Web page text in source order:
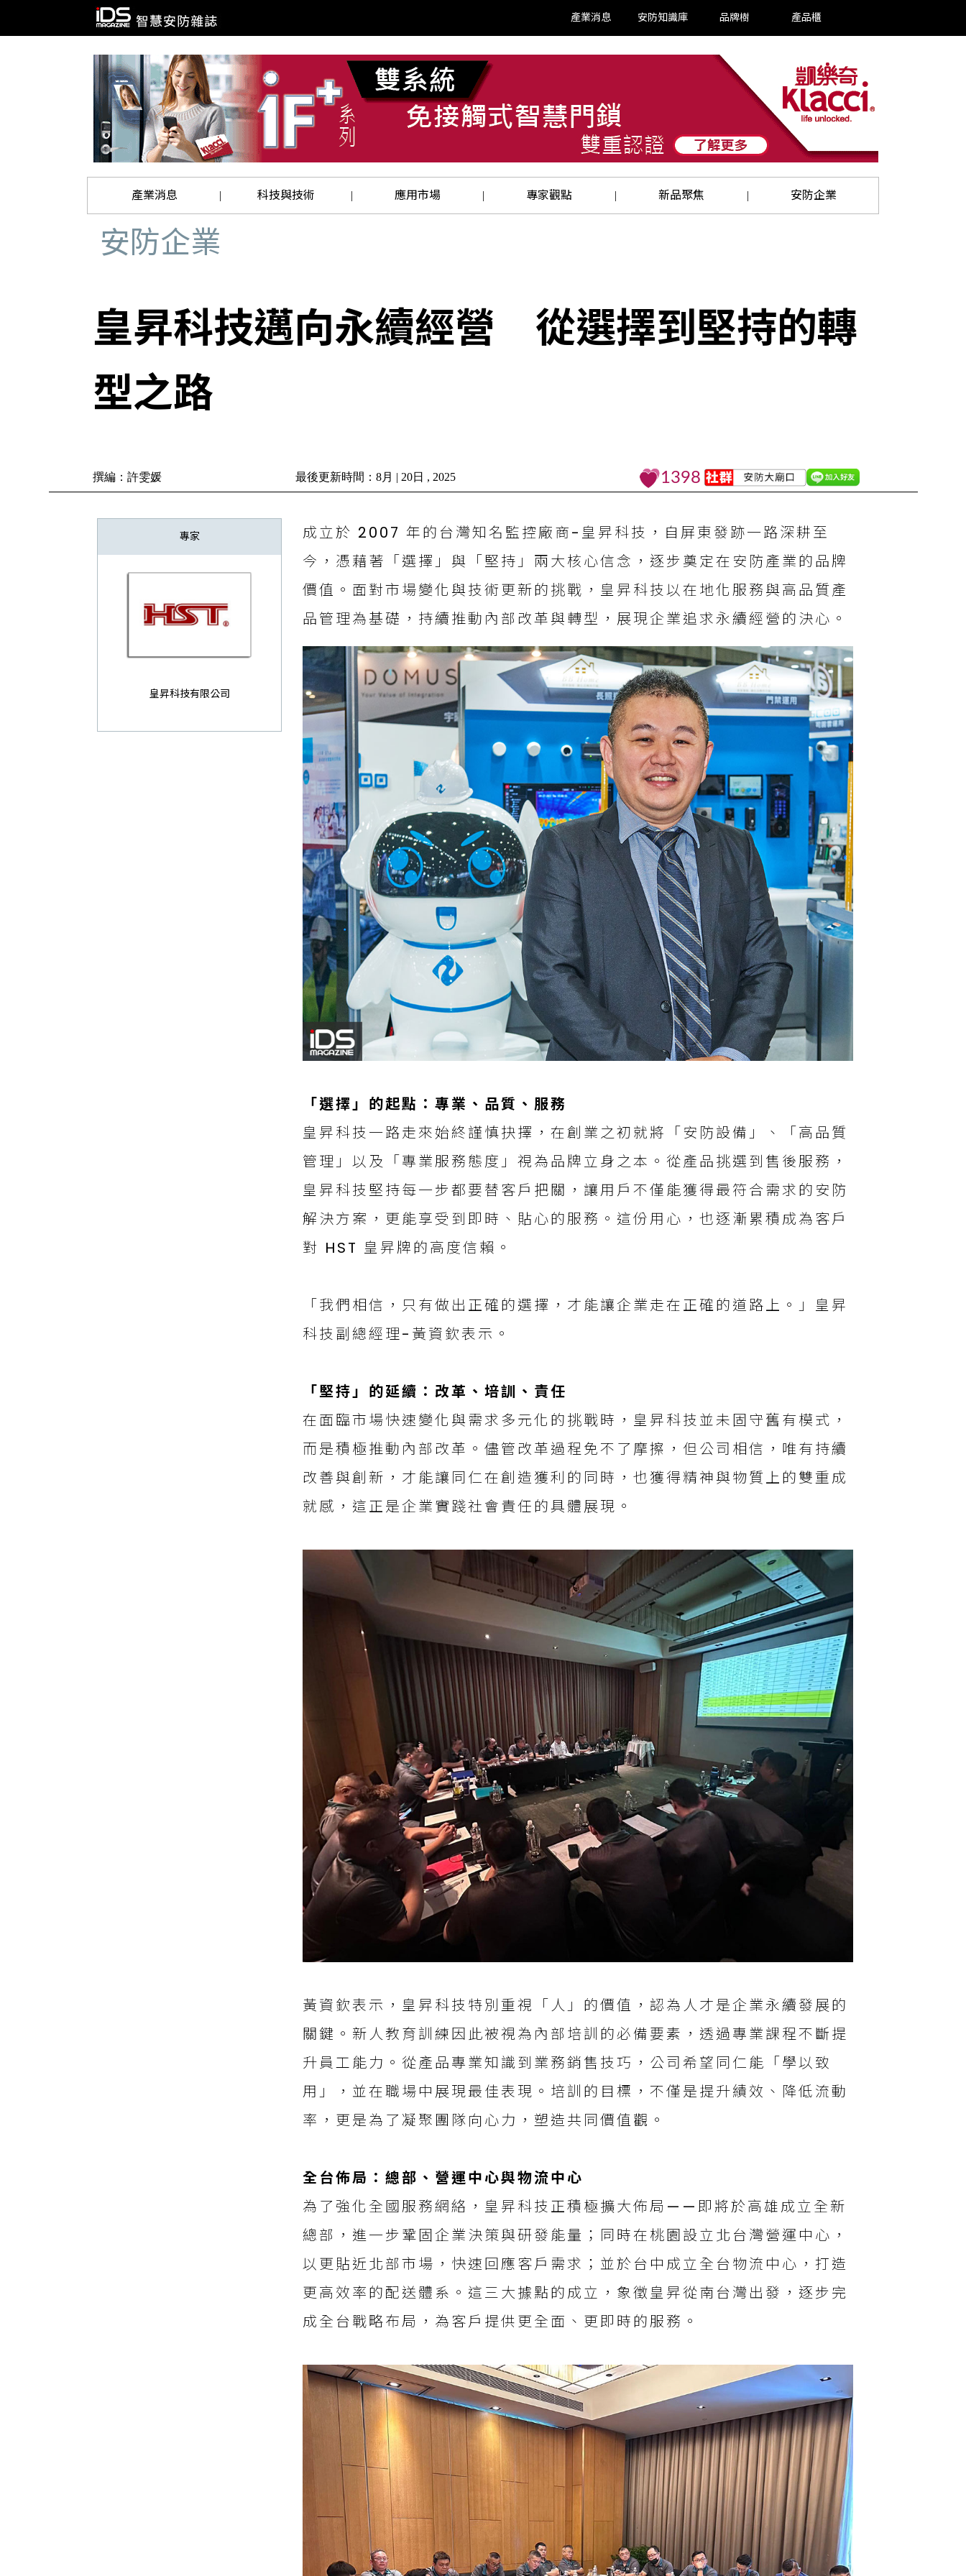
產業消息 安防知識庫 品牌樹 產品櫃
產業消息 | 科技與技術 | 應用市場 | 專家觀點 | 新品聚焦 | 安防企業
安防企業
皇昇科技邁向永續經營 從選擇到堅持的轉
型之路
撰編：許雯媛 最後更新時間：8月 | 20日 , 2025 1398
專家
皇昇科技有限公司
成立於 2007 年的台灣知名監控廠商-皇昇科技，自屏東發跡一路深耕至
今，憑藉著「選擇」與「堅持」兩大核心信念，逐步奠定在安防產業的品牌
價值。面對市場變化與技術更新的挑戰，皇昇科技以在地化服務與高品質產
品管理為基礎，持續推動內部改革與轉型，展現企業追求永續經營的決心。
「選擇」的起點：專業、品質、服務
皇昇科技一路走來始終謹慎抉擇，在創業之初就將「安防設備」、「高品質
管理」以及「專業服務態度」視為品牌立身之本。從產品挑選到售後服務，
皇昇科技堅持每一步都要替客戶把關，讓用戶不僅能獲得最符合需求的安防
解決方案，更能享受到即時、貼心的服務。這份用心，也逐漸累積成為客戶
對 HST 皇昇牌的高度信賴。
「我們相信，只有做出正確的選擇，才能讓企業走在正確的道路上。」皇昇
科技副總經理-黃資欽表示。
「堅持」的延續：改革、培訓、責任
在面臨市場快速變化與需求多元化的挑戰時，皇昇科技並未固守舊有模式，
而是積極推動內部改革。儘管改革過程免不了摩擦，但公司相信，唯有持續
改善與創新，才能讓同仁在創造獲利的同時，也獲得精神與物質上的雙重成
就感，這正是企業實踐社會責任的具體展現。
黃資欽表示，皇昇科技特別重視「人」的價值，認為人才是企業永續發展的
關鍵。新人教育訓練因此被視為內部培訓的必備要素，透過專業課程不斷提
升員工能力。從產品專業知識到業務銷售技巧，公司希望同仁能「學以致
用」，並在職場中展現最佳表現。培訓的目標，不僅是提升績效、降低流動
率，更是為了凝聚團隊向心力，塑造共同價值觀。
全台佈局：總部、營運中心與物流中心
為了強化全國服務網絡，皇昇科技正積極擴大佈局——即將於高雄成立全新
總部，進一步鞏固企業決策與研發能量；同時在桃園設立北台灣營運中心，
以更貼近北部市場，快速回應客戶需求；並於台中成立全台物流中心，打造
更高效率的配送體系。這三大據點的成立，象徵皇昇從南台灣出發，逐步完
成全台戰略布局，為客戶提供更全面、更即時的服務。